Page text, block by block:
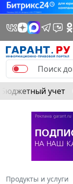
Бюджетный учет
Продукты и услуги